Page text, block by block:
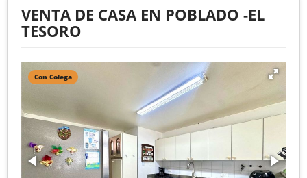
VENTA DE CASA EN POBLADO -EL
TESORO
Con Colega